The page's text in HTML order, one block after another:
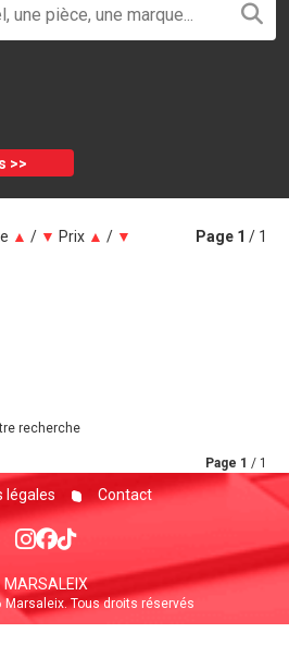
>>
▲ / ▼ Prix ▲ / ▼ Page 1 / 1
recherche
Page 1 / 1
légales Contact
MARSALEIX
Tous droits réservés